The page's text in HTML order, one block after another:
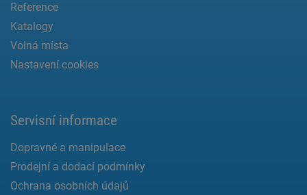
Reference
Katalogy
Volná místa
Nastavení cookies
Servisní informace
Dopravné a manipulace
Prodejní a dodací podmínky
Ochrana osobních údajů